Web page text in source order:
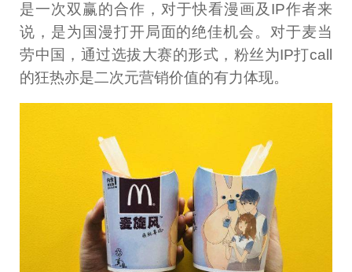
是一次双赢的合作，对于快看漫画及IP作者来
说，是为国漫打开局面的绝佳机会。对于麦当
劳中国，通过选拔大赛的形式，粉丝为IP打call
的狂热亦是二次元营销价值的有力体现。